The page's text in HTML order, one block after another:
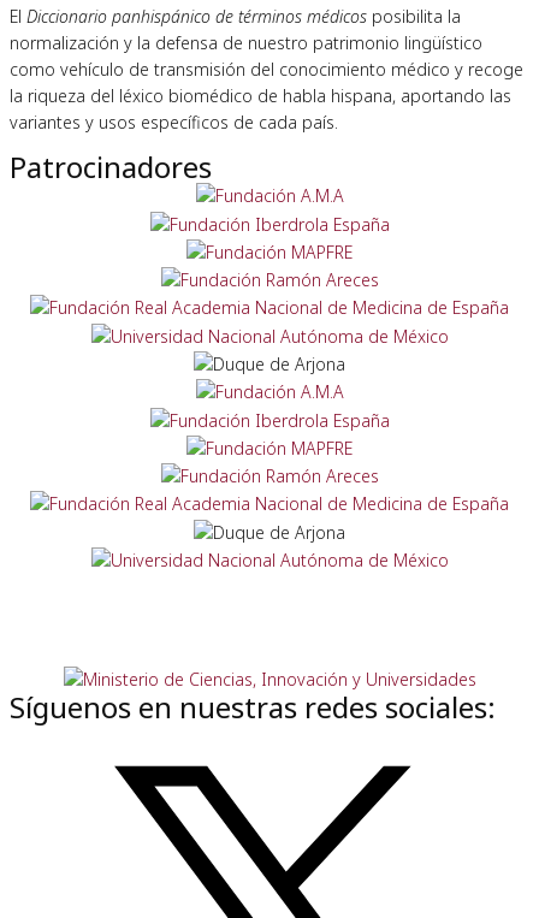
El Diccionario panhispánico de términos médicos posibilita la
normalización y la defensa de nuestro patrimonio lingüístico
como vehículo de transmisión del conocimiento médico y recoge
la riqueza del léxico biomédico de habla hispana, aportando las
variantes y usos específicos de cada país.
Patrocinadores
Síguenos en nuestras redes sociales: